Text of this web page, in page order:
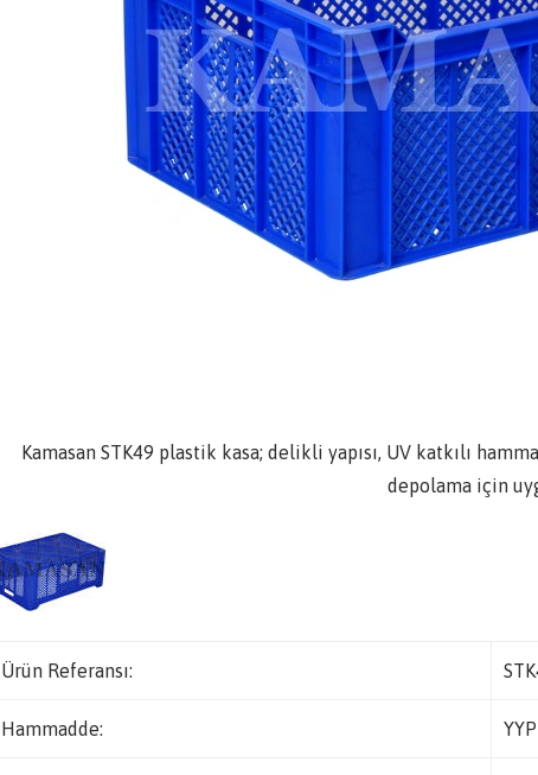
Kamasan STK49 plastik kasa; delikli yapısı, UV katkılı
depolama için
Ürün Referansı:
Hammadde: